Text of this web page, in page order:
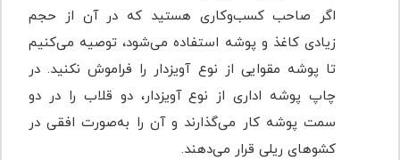
اگر صاحب کسب‌وکاری هستید که در آن از حجم
زیادی کاغذ و پوشه استفاده می‌شود، توصیه می‌کنیم
تا پوشه مقوایی از نوع آویزدار را فراموش نکنید. در
چاپ پوشه اداری از نوع آویزدار، دو قلاب را در دو
سمت پوشه کار می‌گذارند و آن را به‌صورت افقی در
کشوهای ریلی قرار می‌دهند.